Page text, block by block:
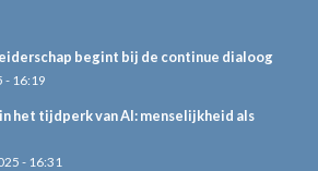
begint bij de continue dialoog
- 16:19
het tijdperk van AI: menselijkheid als
- 16:31